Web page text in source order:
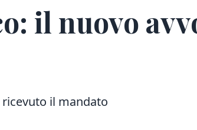
il nuovo
ricevuto il mandato